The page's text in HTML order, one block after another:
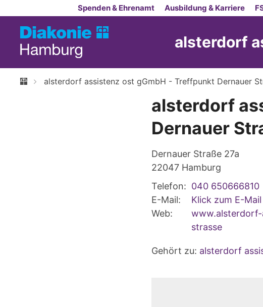
Zum Inhalt springenSpenden & Ehrenamt Ausbildung & Karriere
alsterdorf
alsterdorf assistenz ost gGmbH - Treffpunkt Dernauer
alsterdorf
Dernauer
Dernauer Straße 27a
22047 Hamburg
Telefon: 040 650666810
E-Mail:
Klick zum E-
Web:
strasse
Gehört zu: alsterdorf